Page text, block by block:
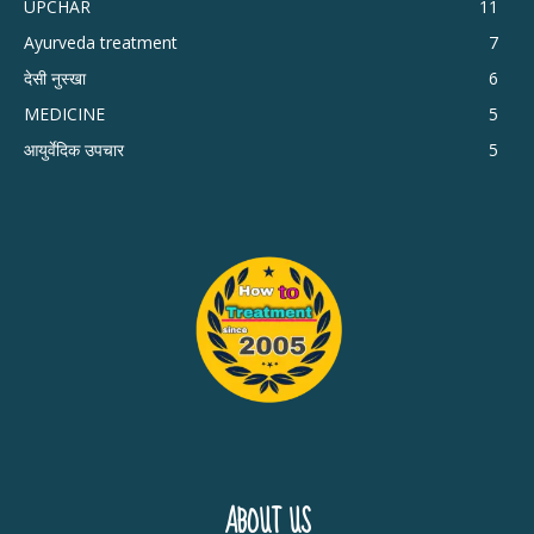
UPCHAR
11
Ayurveda treatment
7
देसी नुस्खा
6
MEDICINE
5
आयुर्वेदिक उपचार
5
ABOUT US